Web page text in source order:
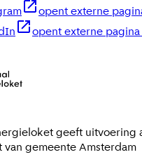
opent externe
opent externe
geeft uitvoering
gemeenteAmsterdam